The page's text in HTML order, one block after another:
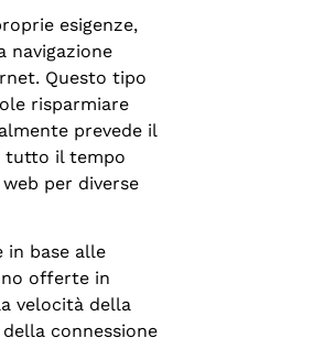
esigenze,
navigazione
Questo tipo
risparmiare
prevede il
tutto il tempo
per diverse
in base alle
offerte in
velocità della
connessione